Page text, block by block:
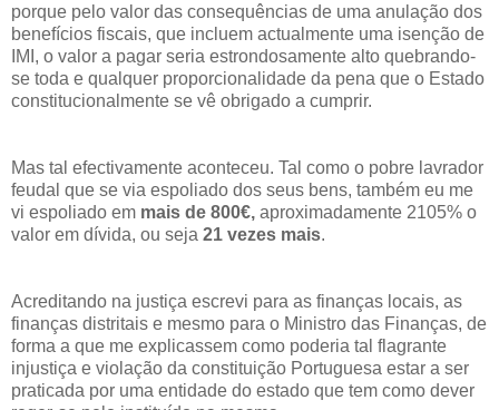
porque pelo valor das consequências de uma anulação dos
benefícios fiscais, que incluem actualmente uma isenção de
IMI, o valor a pagar seria estrondosamente alto quebrando-
se toda e qualquer proporcionalidade da pena que o Estado
constitucionalmente se vê obrigado a cumprir.
Mas tal efectivamente aconteceu. Tal como o pobre lavrador
feudal que se via espoliado dos seus bens, também eu me
vi espoliado em mais de 800€, aproximadamente 2105% o
valor em dívida, ou seja 21 vezes mais.
Acreditando na justiça escrevi para as finanças locais, as
finanças distritais e mesmo para o Ministro das Finanças, de
forma a que me explicassem como poderia tal flagrante
injustiça e violação da constituição Portuguesa estar a ser
praticada por uma entidade do estado que tem como dever